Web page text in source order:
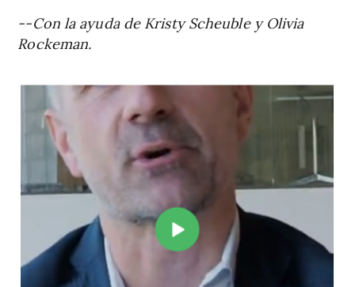
--Con la ayuda de Kristy Scheuble y Olivia
Rockeman.